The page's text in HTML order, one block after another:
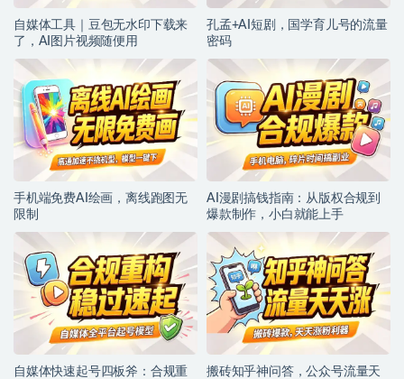
自媒体工具｜豆包无水印下载来
了，AI图片视频随便用
孔孟+AI短剧，国学育儿号的流量
密码
手机端免费AI绘画，离线跑图无
限制
AI漫剧搞钱指南：从版权合规到
爆款制作，小白就能上手
自媒体快速起号四板斧：合规重
搬砖知乎神问答，公众号流量天